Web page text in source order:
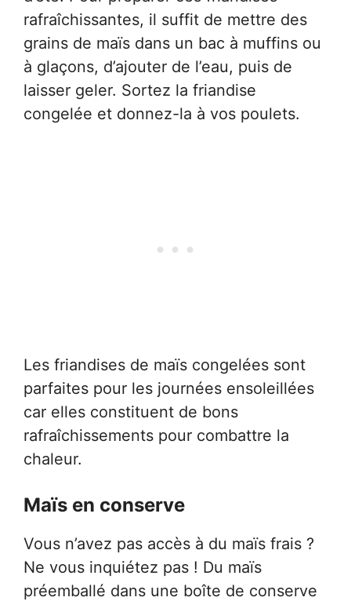
rafraîchissantes, il suffit de mettre des
grains de maïs dans un bac à muffins ou
à glaçons, d’ajouter de l’eau, puis de
laisser geler. Sortez la friandise
congelée et donnez-la à vos poulets.
Les friandises de maïs congelées sont
parfaites pour les journées ensoleillées
car elles constituent de bons
rafraîchissements pour combattre la
chaleur.
Maïs en conserve
Vous n’avez pas accès à du maïs frais ?
Ne vous inquiétez pas ! Du maïs
préemballé dans une boîte de conserve